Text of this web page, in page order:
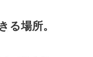
る場所。